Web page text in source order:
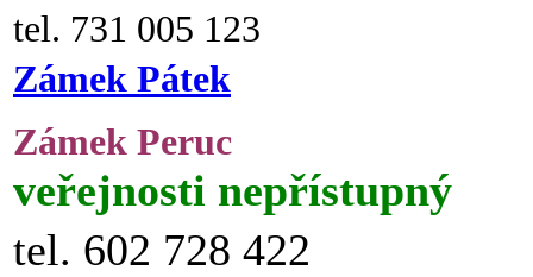
tel. 731 005 123
Zámek Pátek
Zámek Peruc
veřejnosti nepřístupný
tel. 602 728 422